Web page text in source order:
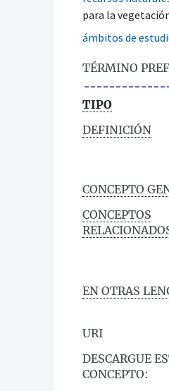
para la
ámbitos de
TÉRMINO
TIPO
DEFINICIÓN
CONCEPTO
CONCEPTOS
EN OTRAS
URI
DESCARGUE
CONCEPTO: